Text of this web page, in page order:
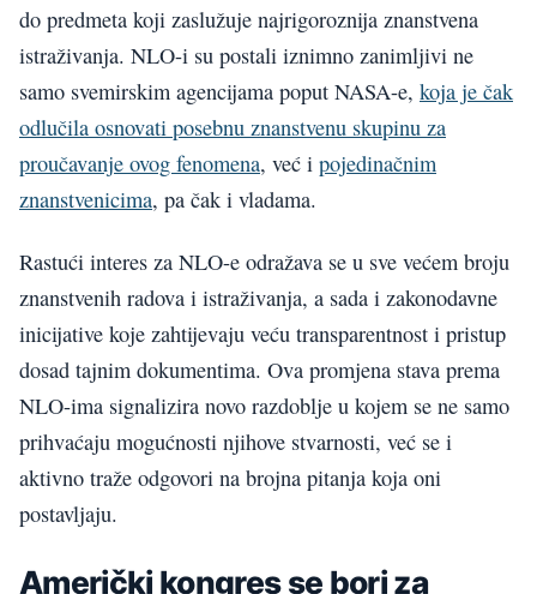
do predmeta koji zaslužuje najrigoroznija znanstvena
istraživanja. NLO-i su postali iznimno zanimljivi ne
samo svemirskim agencijama poput NASA-e, koja je čak
odlučila osnovati posebnu znanstvenu skupinu za
proučavanje ovog fenomena, već i pojedinačnim
znanstvenicima, pa čak i vladama.
Rastući interes za NLO-e odražava se u sve većem broju
znanstvenih radova i istraživanja, a sada i zakonodavne
inicijative koje zahtijevaju veću transparentnost i pristup
dosad tajnim dokumentima. Ova promjena stava prema
NLO-ima signalizira novo razdoblje u kojem se ne samo
prihvaćaju mogućnosti njihove stvarnosti, već se i
aktivno traže odgovori na brojna pitanja koja oni
postavljaju.
Američki kongres se bori za